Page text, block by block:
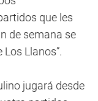
que les
de semana se
Llanos”.
jugará desde